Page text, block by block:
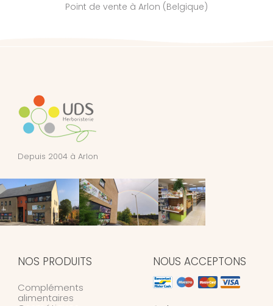
Point de vente à Arlon (Belgique)
Depuis 2004 à Arlon
NOS PRODUITS
Compléments
alimentaires
NOUS ACCEPTONS